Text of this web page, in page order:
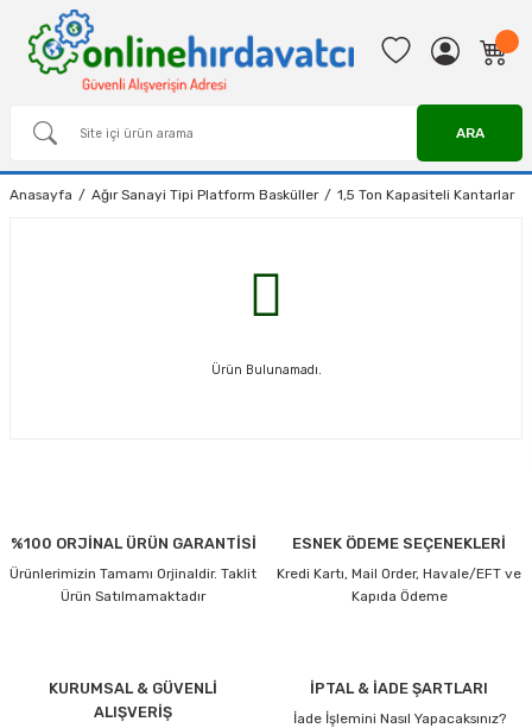
ARA
Anasayfa Ağır Sanayi Tipi Platform Basküller 1,5 Ton Kapasiteli Kantarlar
Ürün Bulunamadı.
%100 ORJİNAL ÜRÜN GARANTİSİ
Ürünlerimizin Tamamı Orjinaldir. Taklit
Ürün Satılmamaktadır
ESNEK ÖDEME SEÇENEKLERİ
Kredi Kartı, Mail Order, Havale/EFT ve
Kapıda Ödeme
KURUMSAL & GÜVENLİ
ALIŞVERİŞ
İPTAL & İADE ŞARTLARI
İade İşlemini Nasıl Yapacaksınız?